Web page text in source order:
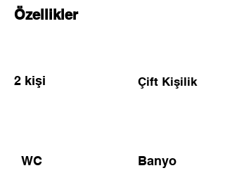
Özellikler
2 kişi
WC
Çift Kişilik
Banyo